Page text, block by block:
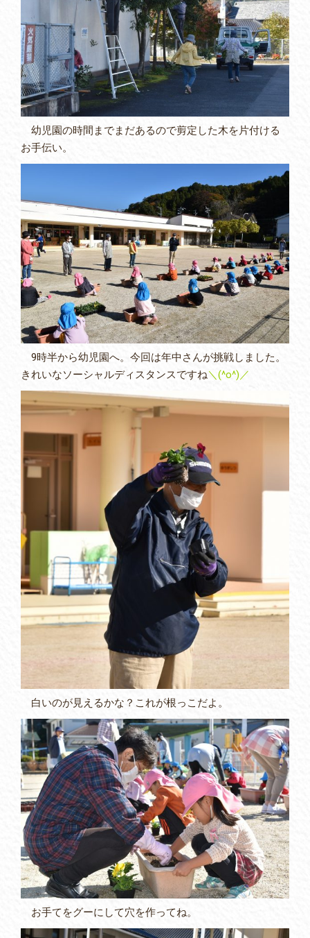
幼児園の時間までまだあるので剪定した木を片付ける
お手伝い。
9時半から幼児園へ。今回は年中さんが挑戦しました。
きれいなソーシャルディスタンスですね＼(^o^)／
白いのが見えるかな？これが根っこだよ。
お手てをグーにして穴を作ってね。